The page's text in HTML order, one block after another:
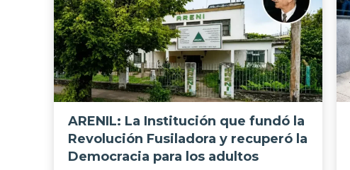
ARENIL: La Institución que fundó la
Revolución Fusiladora y recuperó la
Democracia para los adultos